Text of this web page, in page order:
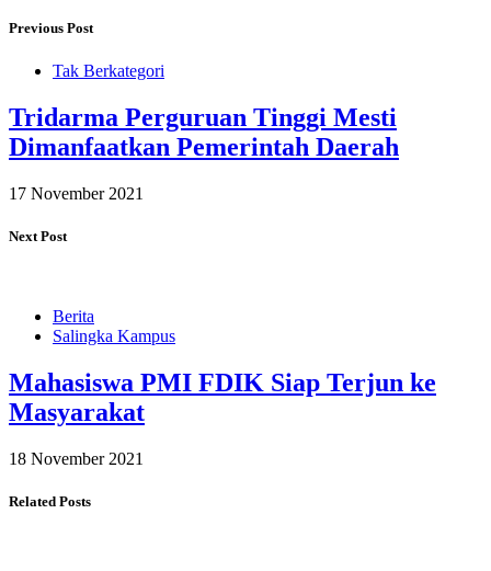
Previous Post
Tak Berkategori
Tridarma Perguruan Tinggi Mesti
Dimanfaatkan Pemerintah Daerah
17 November 2021
Next Post
Berita
Salingka Kampus
Mahasiswa PMI FDIK Siap Terjun ke
Masyarakat
18 November 2021
Related Posts